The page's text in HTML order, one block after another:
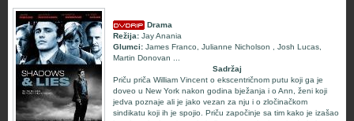
Drama
Režija: Jay Anania
Glumci: James Franco Julianne Nicholson Josh Lucas
Martin Donovan
Sadržaj
Priču priča William Vincent o ekscentričnom putu koji ga je
doveo u New York nakon godina bježanja i o Ann, ženi koji
jedva poznaje ali je jako vezan za nju i o zločinačkom
sindikatu koji ih je spojio. Priču započinje sa tim kako je izašao